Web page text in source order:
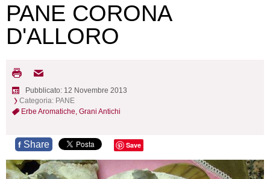
PANE CORONA
D'ALLORO
Pubblicato: 12 Novembre 2013
Categoria: PANE
Erbe Aromatiche, Grani Antichi
f Share Save